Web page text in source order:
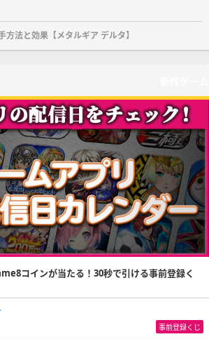
方法と効果【メタルギア デルタ】
コインが当たる！30秒で引ける事前登録く
事前登録くじ